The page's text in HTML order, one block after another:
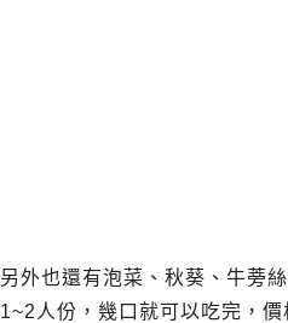
另外也還有泡菜、秋葵、牛蒡
1~2人份，幾口就可以吃完，價